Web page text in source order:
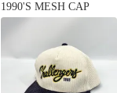
1990'S MESH CAP